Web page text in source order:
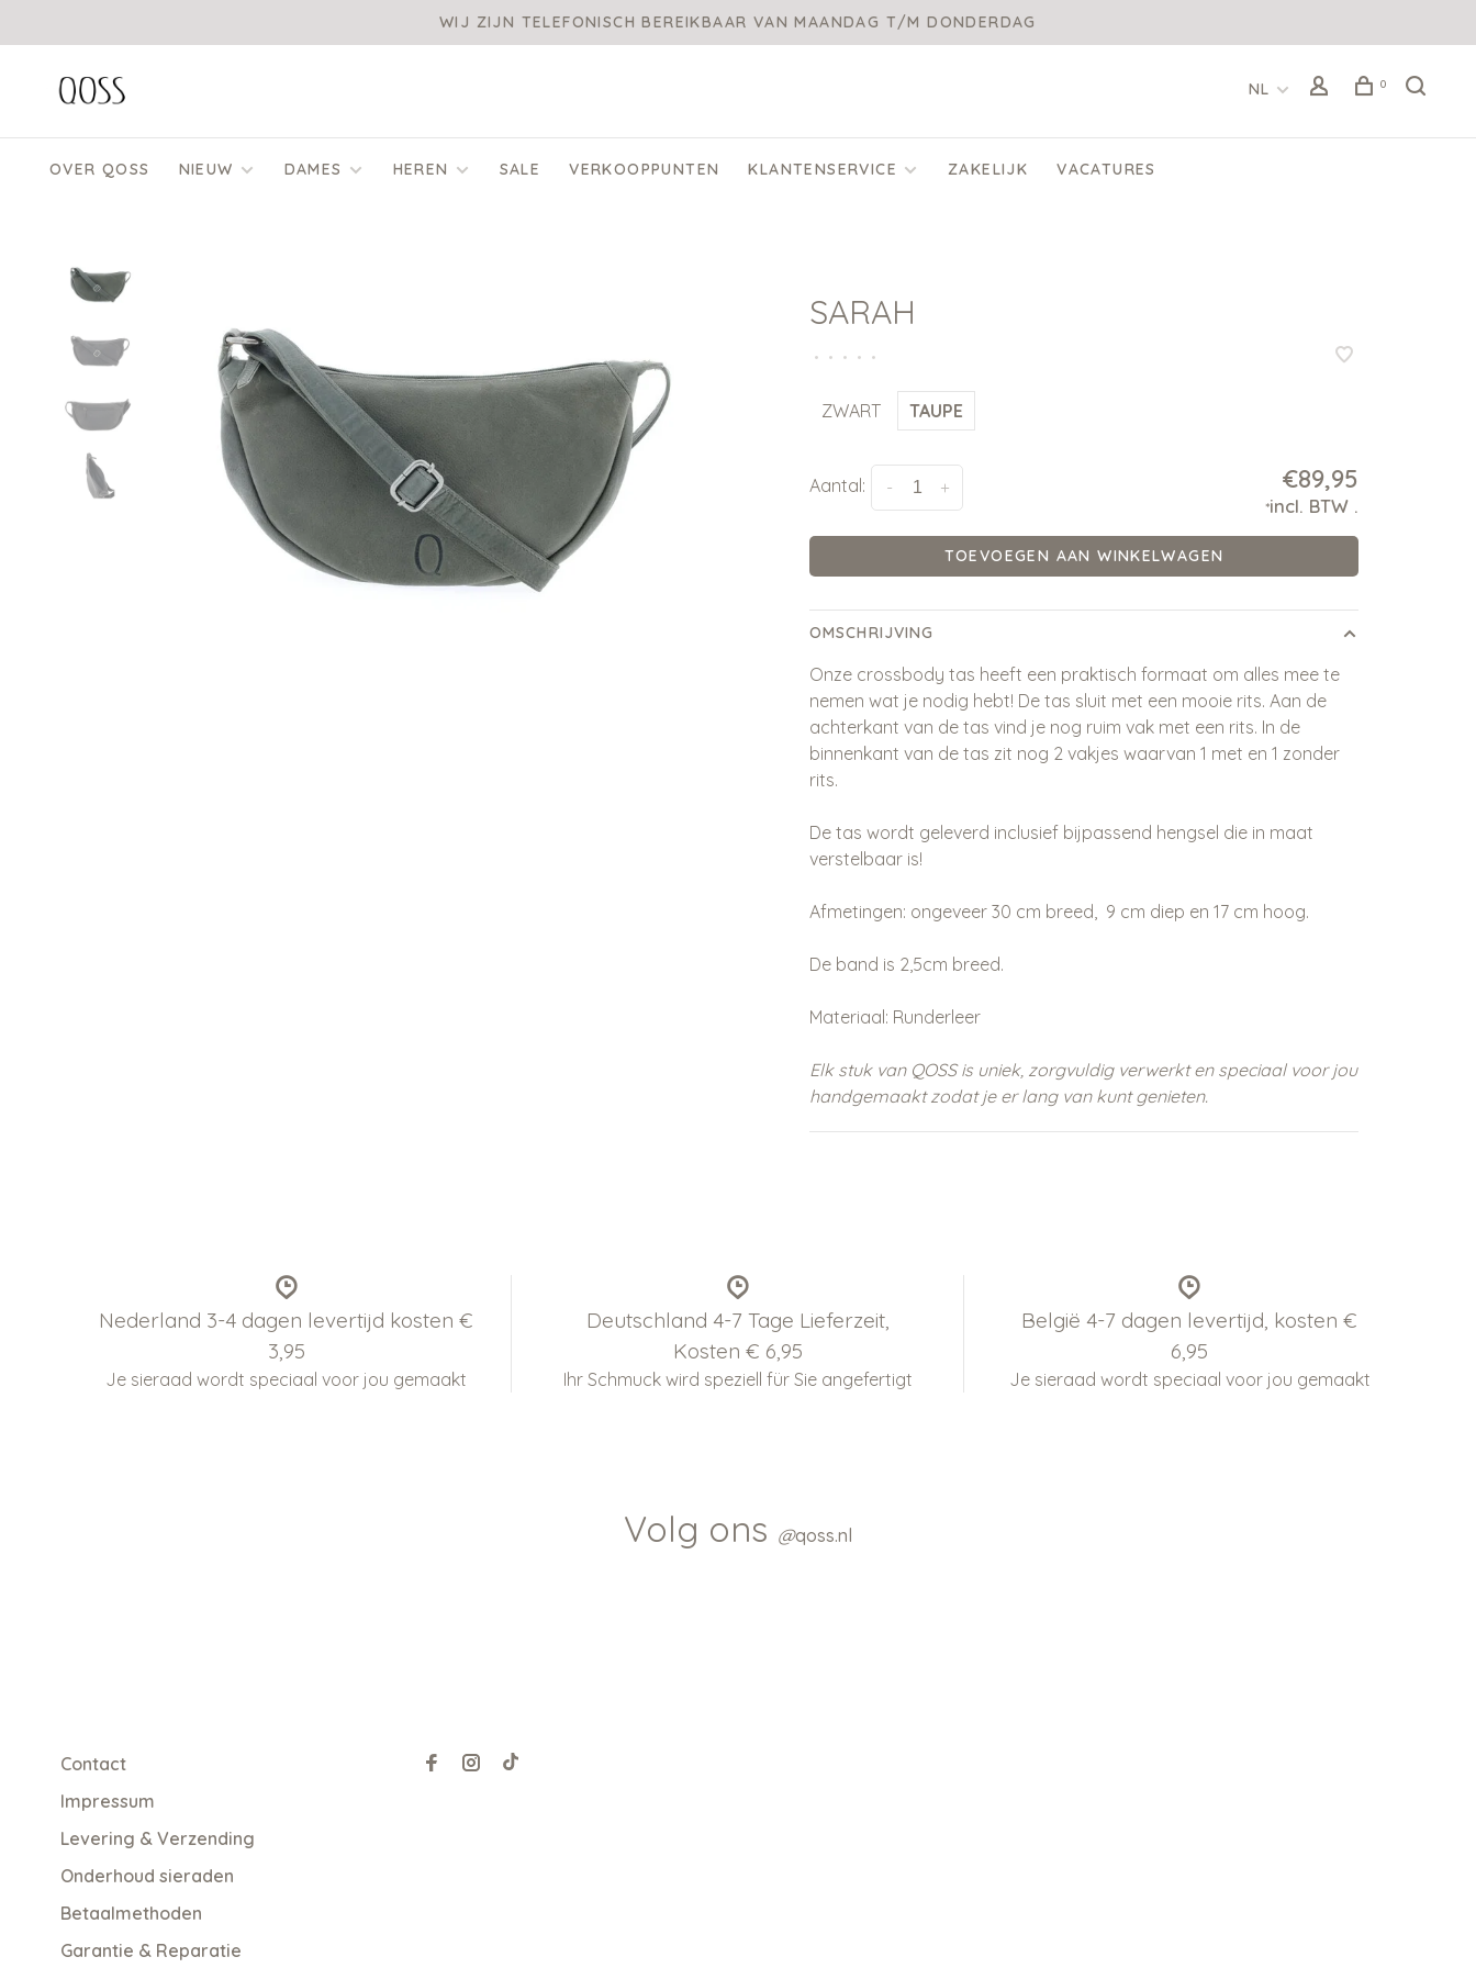
WIJ ZIJN TELEFONISCH BEREIKBAAR VAN MAANDAG T/M DONDERDAG
NL 0
OVER QOSS NIEUW DAMES HEREN SALE VERKOOPPUNTEN KLANTENSERVICE ZAKELIJK VACATURES
SARAH
• • • • •
ZWART TAUPE
Aantal: +
- €89,95
*incl. BTW .
TOEVOEGEN AAN WINKELWAGEN
OMSCHRIJVING
Onze crossbody tas heeft een praktisch formaat om alles mee te
nemen wat je nodig hebt! De tas sluit met een mooie rits. Aan de
achterkant van de tas vind je nog ruim vak met een rits. In de
binnenkant van de tas zit nog 2 vakjes waarvan 1 met en 1 zonder
rits.
De tas wordt geleverd inclusief bijpassend hengsel die in maat
verstelbaar is!
Afmetingen: ongeveer 30 cm breed, 9 cm diep en 17 cm hoog.
De band is 2,5cm breed.
Materiaal: Runderleer
Elk stuk van QOSS is uniek, zorgvuldig verwerkt en speciaal voor jou
handgemaakt zodat je er lang van kunt genieten.
Nederland 3-4 dagen levertijd kosten €
3,95
Je sieraad wordt speciaal voor jou gemaakt
Deutschland 4-7 Tage Lieferzeit,
Kosten € 6,95
Ihr Schmuck wird speziell für Sie angefertigt
België 4-7 dagen levertijd, kosten €
6,95
Je sieraad wordt speciaal voor jou gemaakt
Volg ons @qoss.nl
Contact
Impressum
Levering & Verzending
Onderhoud sieraden
Betaalmethoden
Garantie & Reparatie